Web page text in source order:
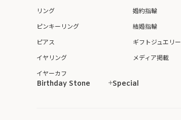
リング
ピンキーリング
ピアス
イヤリング
イヤーカフ
婚約指輪
結婚指輪
ギフトジュエリー
メディア掲載
Birthday Stone Special